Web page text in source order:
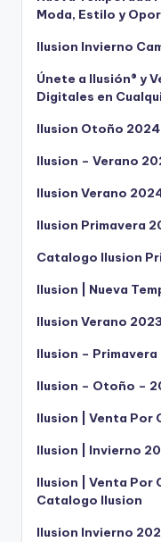
Moda, Estilo y
Ilusion Invierno
Únete a Ilusión® y
Digitales en
Ilusion Otoño 2024
Ilusion – Verano
Ilusion Verano
Ilusion Primavera
Catalogo Ilusion
Ilusion | Nueva
Ilusion Verano 2023
Ilusion – Primavera
Ilusion – Otoño –
Ilusion | Venta Por
Ilusion | Invierno
Ilusion | Venta Por
Catalogo Ilusion
Ilusion Invierno